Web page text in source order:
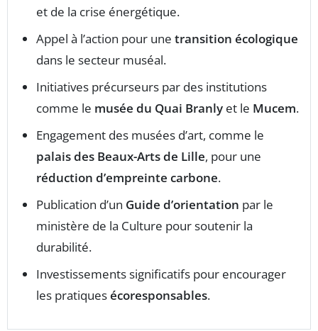
et de la crise énergétique.
Appel à l’action pour une transition écologique
dans le secteur muséal.
Initiatives précurseurs par des institutions
comme le musée du Quai Branly et le Mucem.
Engagement des musées d’art, comme le
palais des Beaux-Arts de Lille, pour une
réduction d’empreinte carbone.
Publication d’un Guide d’orientation par le
ministère de la Culture pour soutenir la
durabilité.
Investissements significatifs pour encourager
les pratiquesécoresponsables.